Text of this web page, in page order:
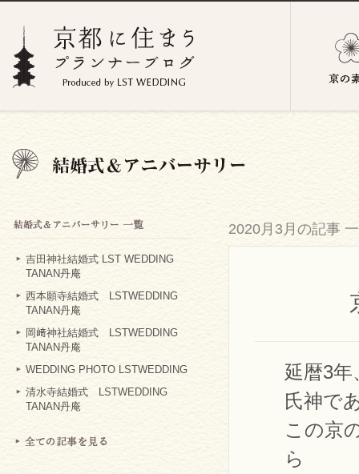
吉田神社結婚式 LST WEDDING
TANAN丹庵
西本願寺結婚式 LSTWEDDING
TANAN丹庵
岡﨑神社結婚式 LSTWEDDING
TANAN丹庵
WEDDING PHOTO LSTWEDDING
清水寺結婚式 LSTWEDDING
TANAN丹庵
2020月3月の記事
延暦3
氏神で
この京
ら